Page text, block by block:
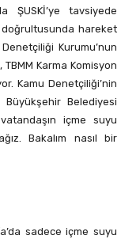
ŞUSKİ’ye tavsiyede
doğrultusunda hareket
Kurumu’nun
Karma Komisyon
Kamu Denetçiliği’nin
Belediyesi
içme suyu
Bakalım nasıl bir
sadece içme suyu